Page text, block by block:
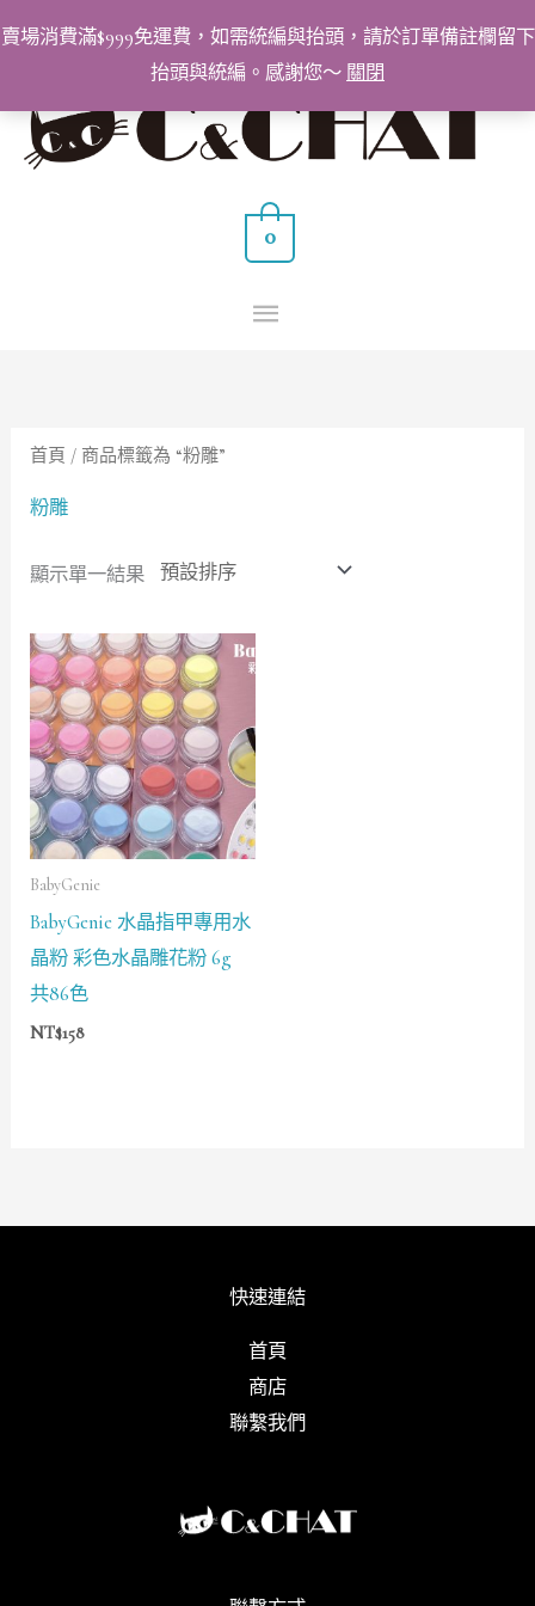
賣場消費滿$999免運費，如需統編與抬頭，請於訂單備註欄留下
抬頭與統編。感謝您～ 關閉
至
要
選
0
首頁 / 商品標籤為 “粉雕”
粉雕
顯示單一結果
BabyGenie
BabyGenie 水晶指甲專用水
晶粉 彩色水晶雕花粉 6g
共86色
NT$158
快速連結
首頁
商店
聯繫我們